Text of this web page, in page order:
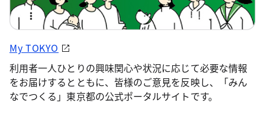
My TOKYO
利用者一人ひとりの興味関心や状況に応じて必要な情報
をお届けするとともに、皆様のご意見を反映し、「みん
なでつくる」東京都の公式ポータルサイトです。